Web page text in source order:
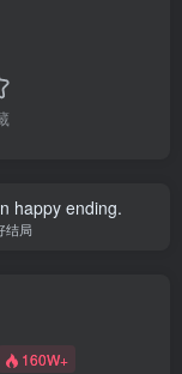
happy ending.
结局
160W+